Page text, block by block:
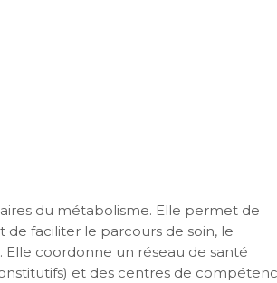
du métabolisme. Elle permet de
faciliter le parcours de soin, le
Elle coordonne un réseau de santé
et des centres de